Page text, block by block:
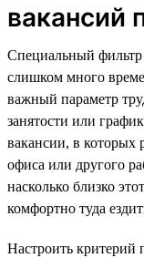
вакансий
Специальный фильтр
слишком много
важный параметр
занятости или
вакансии, в которых
офиса или другого
насколько близко
комфортно туда
Настроить критерий